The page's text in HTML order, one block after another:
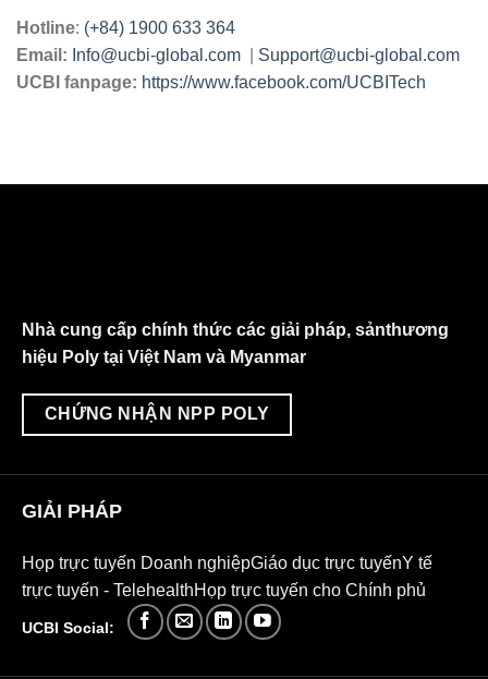
Hotline: (+84) 1900 633 364
Email : Info@ucbi-global.com
Support@ucbi-global.com
UCBI fanpage: https://www.facebook.com/UCBITech
Nhà cung cấp chính thức các giải pháp, sảnthương
hiệu Poly tại Việt Nam và Myanmar
CHỨNG NHẬN NPP POLY
GIẢI PHÁP
Họp trực tuyến Doanh nghiệpGiáo dục trực tuyếnY tế
trực tuyến - TelehealthHọp trực tuyến cho Chính phủ
UCBI Social: